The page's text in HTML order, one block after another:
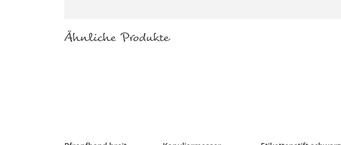
Ähnliche Produkte